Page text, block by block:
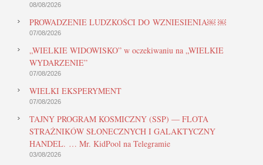
08/08/2026
PROWADZENIE LUDZKOŚCI DO WZNIESIENIA￼ ￼
07/08/2026
„WIELKIE WIDOWISKO” w oczekiwaniu na „WIELKIE
WYDARZENIE”
07/08/2026
WIELKI EKSPERYMENT
07/08/2026
TAJNY PROGRAM KOSMICZNY (SSP) — FLOTA
STRAŻNIKÓW SŁONECZNYCH I GALAKTYCZNY
HANDEL. … Mr. KidPool na Telegramie
03/08/2026